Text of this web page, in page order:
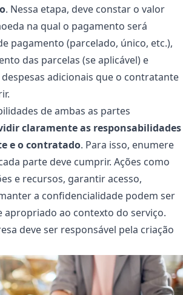
. Nessa etapa, deve constar o valor
na qual o pagamento será
pagamento (parcelado, único, etc.),
das parcelas (se aplicável) e
adicionais que o contratante
de ambas as partes
claramente as responsabilidades
e o contratado. Para isso, enumere
parte deve cumprir. Ações como
e recursos, garantir acesso,
a confidencialidade podem ser
apropriado ao contexto do serviço.
deve ser responsável pela criação